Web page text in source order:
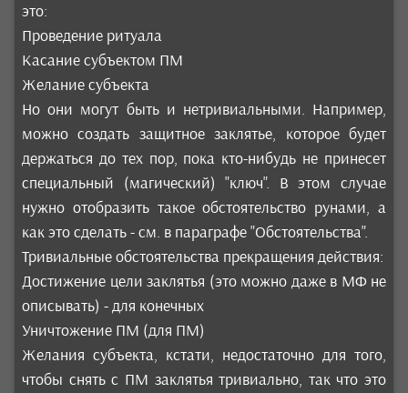
это:
Проведение ритуала
Касание субъектом ПМ
Желание субъекта
Но они могут быть и нетривиальными. Например,
можно создать защитное заклятье, которое будет
держаться до тех пор, пока кто-нибудь не принесет
специальный (магический) "ключ". В этом случае
нужно отобразить такое обстоятельство рунами, а
как это сделать - см. в параграфе "Обстоятельства".
Тривиальные обстоятельства прекращения действия:
Достижение цели заклятья (это можно даже в МФ не
описывать) - для конечных
Уничтожение ПМ (для ПМ)
Желания субъекта, кстати, недостаточно для того,
чтобы снять с ПМ заклятья тривиально, так что это